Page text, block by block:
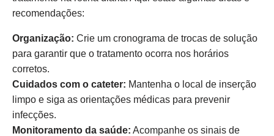
recomendações:
Organização: Crie um cronograma de trocas de solução
para garantir que o tratamento ocorra nos horários
corretos.
Cuidados com o cateter: Mantenha o local de inserção
limpo e siga as orientações médicas para prevenir
infecções.
Monitoramento da saúde: Acompanhe os sinais de